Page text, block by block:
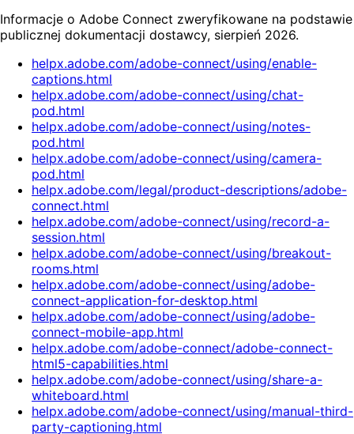
Informacje o Adobe Connect zweryfikowane na podstawie
publicznej dokumentacji dostawcy, sierpień 2026.
helpx.adobe.com/adobe-connect/using/enable-
captions.html
helpx.adobe.com/adobe-connect/using/chat-
pod.html
helpx.adobe.com/adobe-connect/using/notes-
pod.html
helpx.adobe.com/adobe-connect/using/camera-
pod.html
helpx.adobe.com/legal/product-descriptions/adobe-
connect.html
helpx.adobe.com/adobe-connect/using/record-a-
session.html
helpx.adobe.com/adobe-connect/using/breakout-
rooms.html
helpx.adobe.com/adobe-connect/using/adobe-
connect-application-for-desktop.html
helpx.adobe.com/adobe-connect/using/adobe-
connect-mobile-app.html
helpx.adobe.com/adobe-connect/adobe-connect-
html5-capabilities.html
helpx.adobe.com/adobe-connect/using/share-a-
whiteboard.html
helpx.adobe.com/adobe-connect/using/manual-third-
party-captioning.html